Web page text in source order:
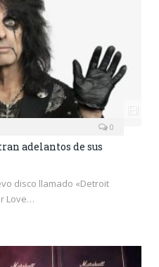
0
adelantos de sus
disco llamado «Detroit
Love…